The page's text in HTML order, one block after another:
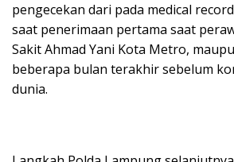
pengecekan dari pada medical
saat penerimaan pertama saat
Sakit Ahmad Yani Kota Metro,
beberapa bulan terakhir sebelum
dunia.